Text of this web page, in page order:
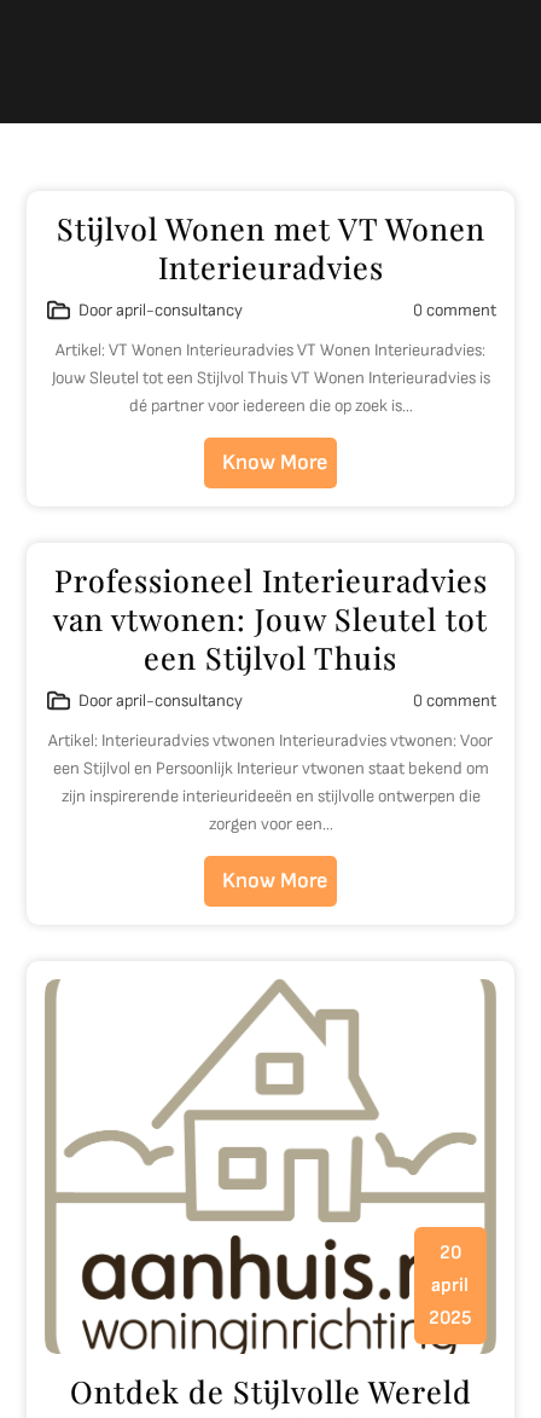
Stijlvol Wonen met VT Wonen
Interieuradvies
Door april-consultancy
0 comment
Artikel: VT Wonen Interieuradvies VT Wonen Interieuradvies:
Jouw Sleutel tot een Stijlvol Thuis VT Wonen Interieuradvies is
dé partner voor iedereen die op zoek is…
Know More
Professioneel Interieuradvies
van vtwonen: Jouw Sleutel tot
een Stijlvol Thuis
Door april-consultancy
0 comment
Artikel: Interieuradvies vtwonen Interieuradvies vtwonen: Voor
een Stijlvol en Persoonlijk Interieur vtwonen staat bekend om
zijn inspirerende interieurideeën en stijlvolle ontwerpen die
zorgen voor een…
Know More
20
april
2025
Ontdek de Stijlvolle Wereld